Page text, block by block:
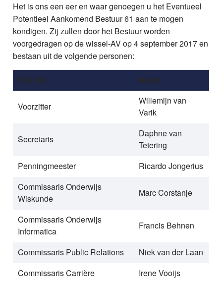
Het is ons een eer en waar genoegen u het Eventueel
Potentieel Aankomend Bestuur 61 aan te mogen
kondigen. Zij zullen door het Bestuur worden
voorgedragen op de wissel-AVop 4 september 2017 en
bestaan uit de volgende personen:
Functie Naam
Voorzitter
Willemijn van
Varik
Secretaris
Daphne van
Tetering
Penningmeester
Ricardo Jongerius
Commissaris Onderwijs
Wiskunde
Marc Corstanje
Commissaris Onderwijs
Informatica
Francis Behnen
Commissaris Public Relations
Niek van der Laan
Commissaris Carrière
Irene Vooijs